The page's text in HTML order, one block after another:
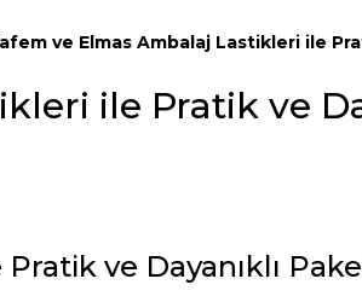
ve Elmas Ambalaj Lastikleri ile
ile Pratik ve
ve Dayanıklı